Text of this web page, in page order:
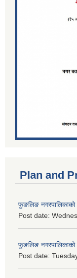
Plan and
फुङलिङ
Post date:
फुङलिङ नगरपालिकाको
Post date: